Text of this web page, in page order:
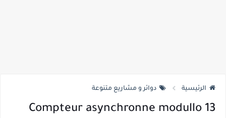
الرئيسية دوائر و مشاريع متنوعة
Compteur asynchronne modullo 13